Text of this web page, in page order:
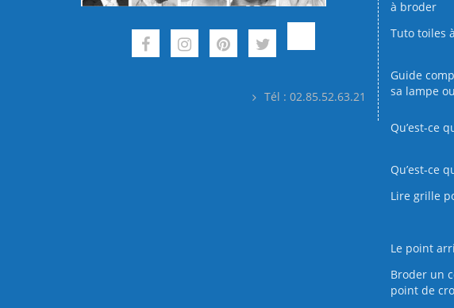
Tél : 02.85.52.63.21
à broder
Tuto toiles
Guide
sa lampe
Qu’est-ce
Qu’est‑ce
Lire grille
Le point
Broder un
point de